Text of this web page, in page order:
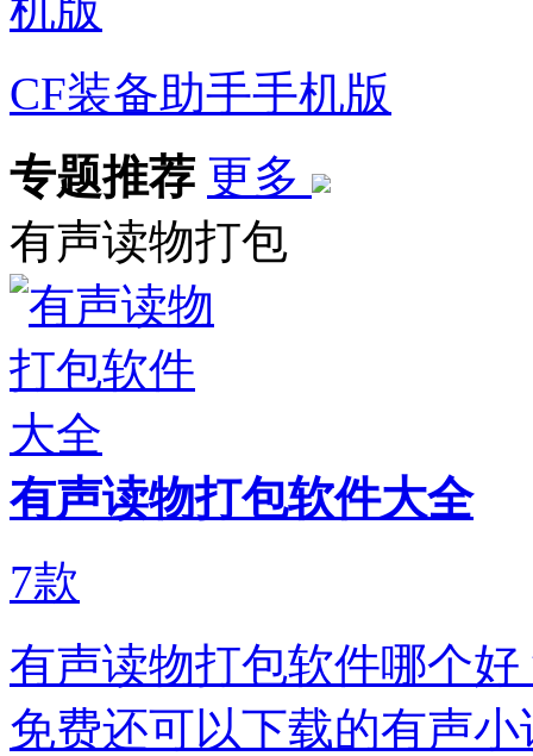
CF装备助手手机版
专题推荐 更多
有声读物打包
有声读物打包软件大全
7款
有声读物打包软件哪个
免费还可以下载的有声